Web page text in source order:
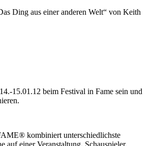
Ding aus einer anderen Welt“ von Keith
15.01.12 beim Festival in Fame sein und
kombiniert unterschiedlichste
auf einer Veranstaltung. Schauspieler,